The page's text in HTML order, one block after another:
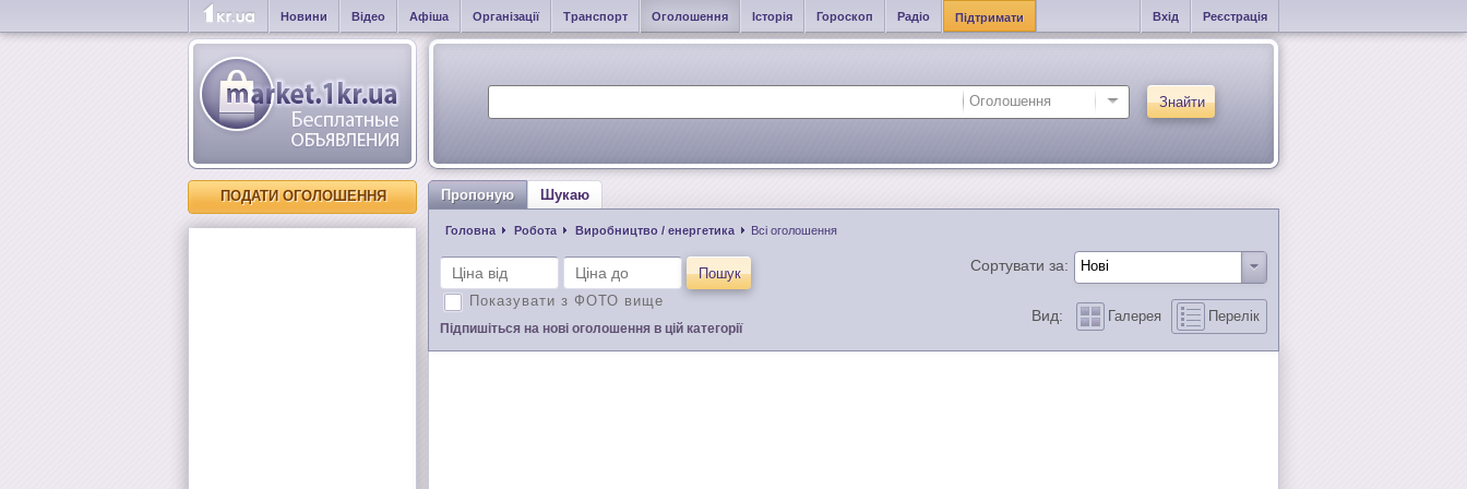
Новини Відео Афіша Організації Транспорт Оголошення Історія Гороскоп Радіо Підтримати Вхід Реєстрація
Знайти
ПОДАТИ ОГОЛОШЕННЯ Пропоную Шукаю
Головна Робота Виробництво / енергетика Всі оголошення
Пошук
Показувати з ФОТО вище
Сортувати за:
Вид: Галерея Перелік
Підпишіться на нові оголошення в цій категорії